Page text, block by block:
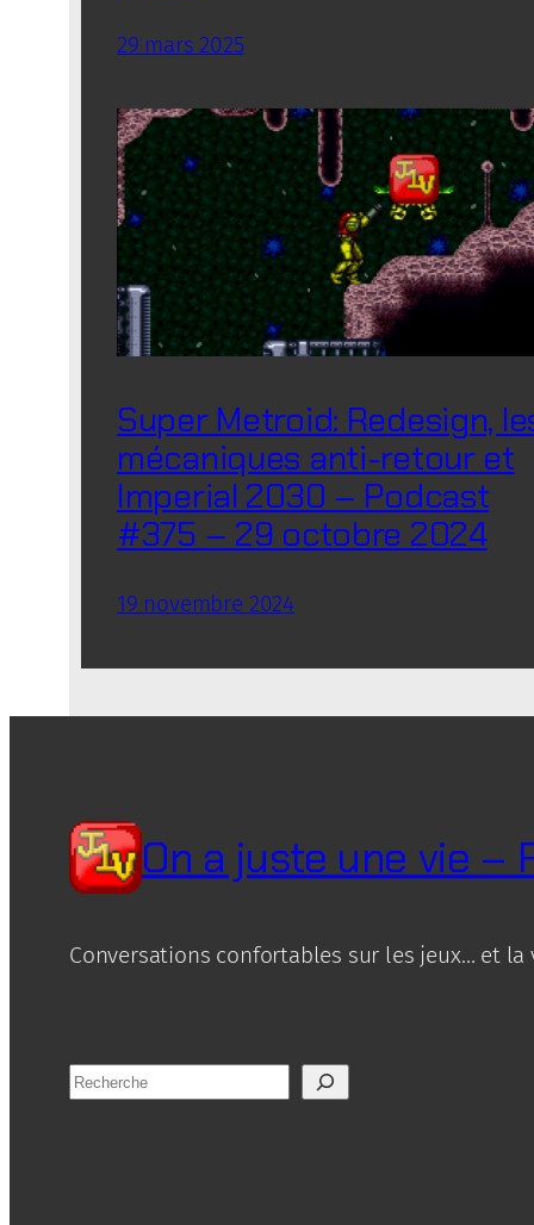
29 mars 2025
Super Metroid: Redesign,
mécaniques anti-retour et
Imperial 2030 – Podcast
#375 – 29 octobre 2024
19 novembre 2024
On a juste une vie –
Conversations confortables sur les jeux… et la
R